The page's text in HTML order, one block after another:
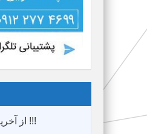
از آخرین تخفیف ها سایت مطلع شوید !!!